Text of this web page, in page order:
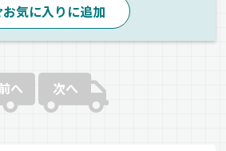
お気に入りに追加
へ 次へ